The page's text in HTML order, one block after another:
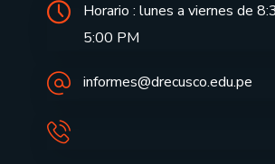
Horario : lunes a viernes de
5:00 PM
informes@drecusco.edu.pe